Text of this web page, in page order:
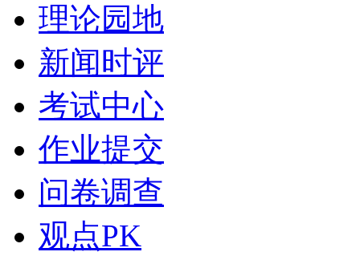
理论园地
新闻时评
考试中心
作业提交
问卷调查
观点PK